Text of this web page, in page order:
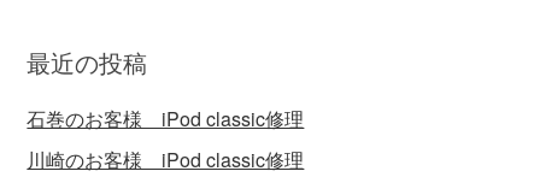
リ
ー
最近の投稿
石巻のお客様 iPod classic修理
川崎のお客様 iPod classic修理